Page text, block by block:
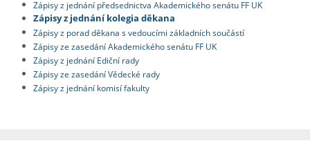
Zápisy z jednání předsednictva Akademického senátu FF UK
Zápisy z jednání kolegia děkana
Zápisy z porad děkana s vedoucími základních součástí
Zápisy ze zasedání Akademického senátu FF UK
Zápisy z jednání Ediční rady
Zápisy ze zasedání Vědecké rady
Zápisy z jednání komisí fakulty